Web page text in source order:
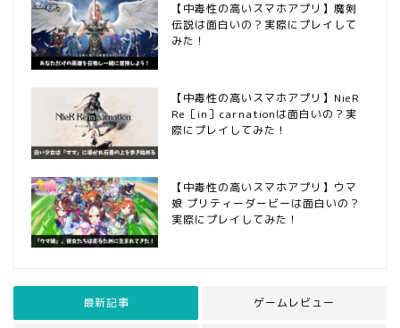
【中毒性の高いスマホアプリ】魔剣
伝説は面白いの？実際にプレイして
みた！
【中毒性の高いスマホアプリ】NieR
Re［in］carnationは面白いの？実
際にプレイしてみた！
【中毒性の高いスマホアプリ】ウマ
娘 プリティーダービーは面白いの？
実際にプレイしてみた！
最新記事 ゲームレビュー